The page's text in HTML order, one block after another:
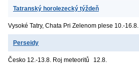
Tatranský horolezecký týždeň
Vysoké Tatry, Chata Pri Zelenom plese 10.-16.8.
Perseidy
Česko 12.-13.8. Roj meteoritů 12.8.